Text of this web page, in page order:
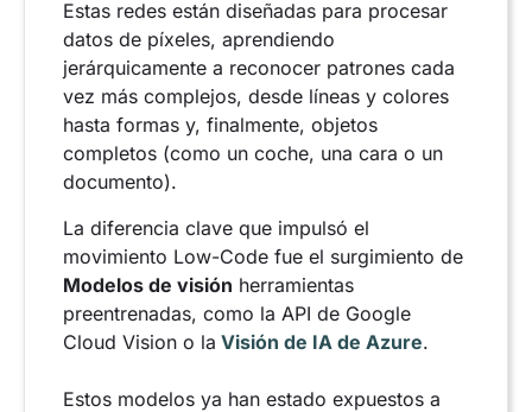
Estas redes están diseñadas para procesar
datos de píxeles, aprendiendo
jerárquicamente a reconocer patrones cada
vez más complejos, desde líneas y colores
hasta formas y, finalmente, objetos
completos (como un coche, una cara o un
documento).
La diferencia clave que impulsó el
movimiento Low-Code fue el surgimiento de
Modelos de visión herramientas
preentrenadas, como la API de Google
Cloud Vision o la Visión de IA de Azure.
Estos modelos ya han estado expuestos a